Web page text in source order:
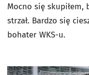
Mocno się skupiłem,
strzał. Bardzo się
bohater WKS-u.